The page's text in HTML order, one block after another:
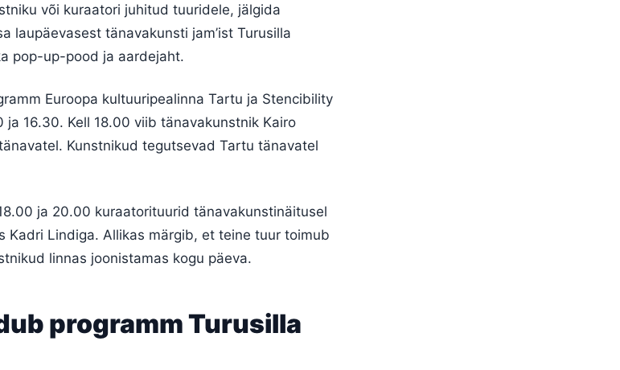
või kuraatori juhitud tuuridele, jälgida
laupäevasest tänavakunsti jam’ist Turusilla
pop-up-pood ja aardejaht.
Euroopa kultuuripealinna Tartu ja Stencibility
16.30. Kell 18.00 viib tänavakunstnik Kairo
Kunstnikud tegutsevad Tartu tänavatel
ja 20.00 kuraatorituurid tänavakunstinäitusel
Kadri Lindiga. Allikas märgib, et teine tuur toimub
linnas joonistamas kogu päeva.
programm Turusilla